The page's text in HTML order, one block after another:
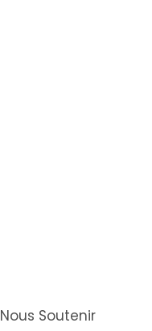
Nous Soutenir